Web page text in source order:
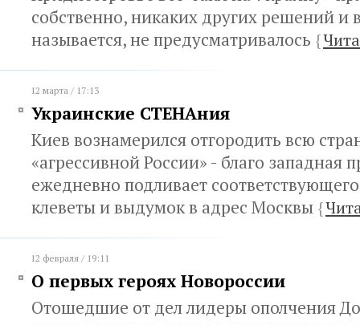
собственно, никаких других решений и
называется, не предусматривалось {
12 марта / 17:13
Украинские СТЕНАния
Киев вознамерился отгородить всю
«агрессивной России» - благо западная
ежедневно подливает
клеветы и выдумок в адрес Москвы {
12 февраля / 19:11
О первых героях Новороссии
Отошедшие от дел лидеры ополчения